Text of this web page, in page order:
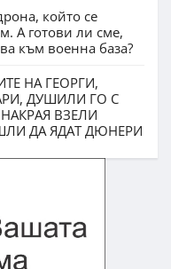
който се
А готови ли сме,
към военна база?
НА ГЕОРГИ,
ДУШИЛИ ГО С
ВЗЕЛИ
ДА ЯДАТ ДЮНЕРИ